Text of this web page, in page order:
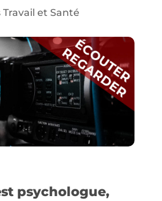
Travail et Santé
psychologue,